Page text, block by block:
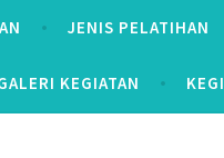
JENIS PELATIHAN
KEGIATAN